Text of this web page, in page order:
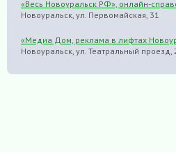
«Весь Новоуральск РФ», онлайн-
Новоуральск, ул. Первомайская, 31
«Медиа Дом, реклама в лифтах
Новоуральск, ул. Театральный